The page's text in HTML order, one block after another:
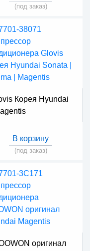
(под заказ)
Корея Hyundai
В корзину
(под заказ)
оригинал